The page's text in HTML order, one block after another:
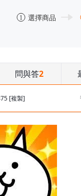
問與答2
[複製]